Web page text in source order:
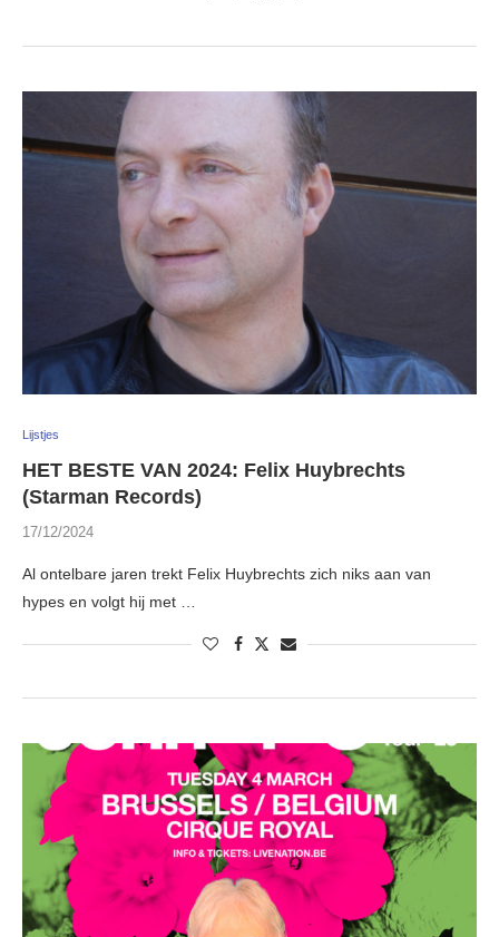
Lijstjes
HET BESTE VAN 2024: Felix Huybrechts
(Starman Records)
17/12/2024
Al ontelbare jaren trekt Felix Huybrechts zich niks aan van
hypes en volgt hij met …